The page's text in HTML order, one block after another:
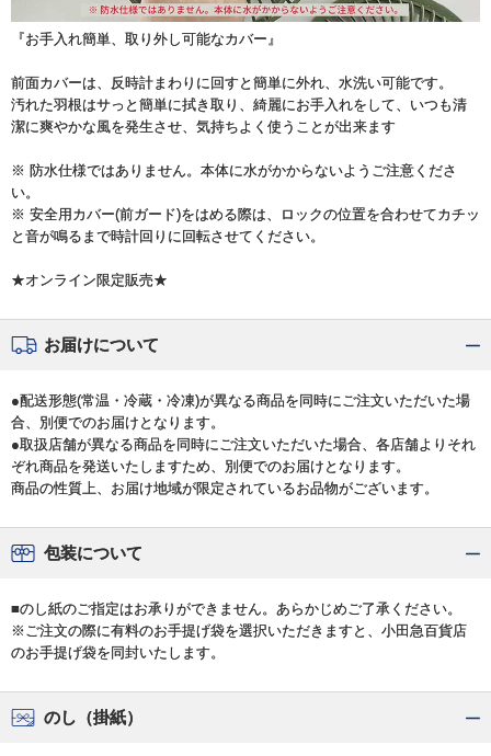
『お手入れ簡単、取り外し可能なカバー』
前面カバーは、反時計まわりに回すと簡単に外れ、水洗い可能です。
汚れた羽根はサっと簡単に拭き取り、綺麗にお手入れをして、いつも清
潔に爽やかな風を発生させ、気持ちよく使うことが出来ます
※ 防水仕様ではありません。本体に水がかからないようご注意くださ
い。
※ 安全用カバー(前ガード)をはめる際は、ロックの位置を合わせてカチッ
と音が鳴るまで時計回りに回転させてください。
★オンライン限定販売★
お届けについて
●配送形態(常温・冷蔵・冷凍)が異なる商品を同時にご注文いただいた場
合、別便でのお届けとなります。
●取扱店舗が異なる商品を同時にご注文いただいた場合、各店舗よりそれ
ぞれ商品を発送いたしますため、別便でのお届けとなります。
商品の性質上、お届け地域が限定されているお品物がございます。
包装について
■のし紙のご指定はお承りができません。あらかじめご了承ください。
※ご注文の際に有料のお手提げ袋を選択いただきますと、小田急百貨店
のお手提げ袋を同封いたします。
のし（掛紙）